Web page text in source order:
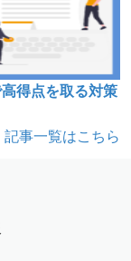
得点を取る対策
記事一覧はこちら